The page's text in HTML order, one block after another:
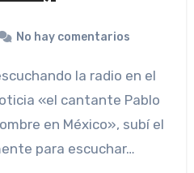
No hay comentarios
«el cantante Pablo
en México», subí el
para escuchar…